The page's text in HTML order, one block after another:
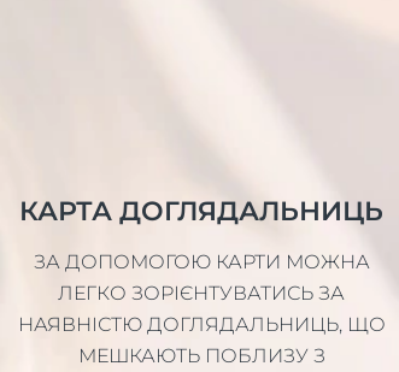
КАРТА ДОГЛЯДАЛЬНИЦЬ
ЗА ДОПОМОГОЮ КАРТИ МОЖНА
ЛЕГКО ЗОРІЄНТУВАТИСЬ ЗА
НАЯВНІСТЮ ДОГЛЯДАЛЬНИЦЬ, ЩО
МЕШКАЮТЬ ПОБЛИЗУ З